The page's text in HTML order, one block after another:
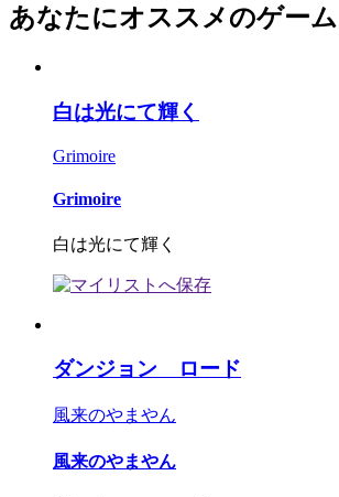
あなたにオススメのゲーム
白は光にて輝く
Grimoire
Grimoire
白は光にて輝く
ダンジョン ロード
風来のやまやん
風来のやまやん